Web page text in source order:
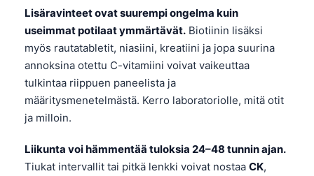
Lisäravinteet ovat suurempi ongelma kuin
useimmat potilaat ymmärtävät. Biotiinin lisäksi
myös rautatabletit, niasiini, kreatiini ja jopa suurina
annoksina otettu C-vitamiini voivat vaikeuttaa
tulkintaa riippuen paneelista ja
määritysmenetelmästä. Kerro laboratoriolle, mitä otit
ja milloin.
Liikunta voi hämmentää tuloksia 24–48 tunnin ajan.
Tiukat intervallit tai pitkä lenkki voivat nostaa CK,
Gàidhlig
العربية المغربية
Afrikaans
Монгол
ພາສາລາວ
Basa Jawa